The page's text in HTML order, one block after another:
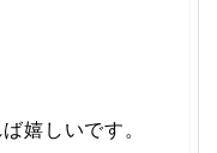
嬉しいです。